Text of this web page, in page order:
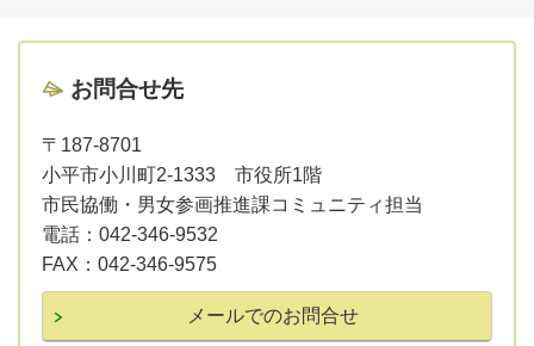
お問合せ先
〒187-8701
小平市小川町2-1333 市役所1階
市民協働・男女参画推進課コミュニティ担当
電話： 042-346-9532
FAX： 042-346-9575